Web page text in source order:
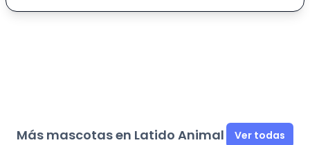
Más mascotas en Latido Animal Ver todas